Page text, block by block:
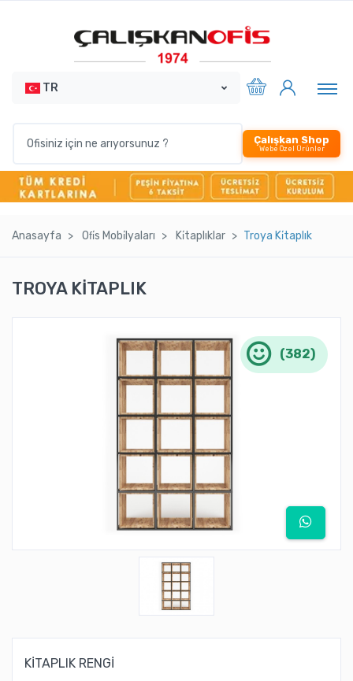
TR
Çalışkan Shop
Webe Özel Ürünler
Anasayfa Ofi̇s Mobi̇lyaları Ki̇taplıklar Troya Ki̇taplık
TROYA KİTAPLIK
(382)
KİTAPLIK RENGİ